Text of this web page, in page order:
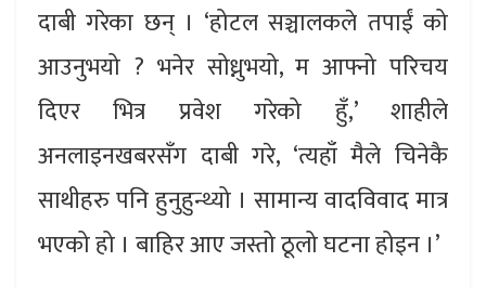
दाबी गरेका छन् । ‘होटल सञ्चालकले तपाईं को
आउनुभयो ? भनेर सोध्नुभयो, म आफ्नो परिचय
दिएर भित्र प्रवेश गरेको हुँ,’ शाहीले
अनलाइनखबरसँग दाबी गरे, ‘त्यहाँ मैले चिनेकै
साथीहरु पनि हुनुहुन्थ्यो । सामान्य वादविवाद मात्र
भएको हो । बाहिर आए जस्तो ठूलो घटना होइन ।’